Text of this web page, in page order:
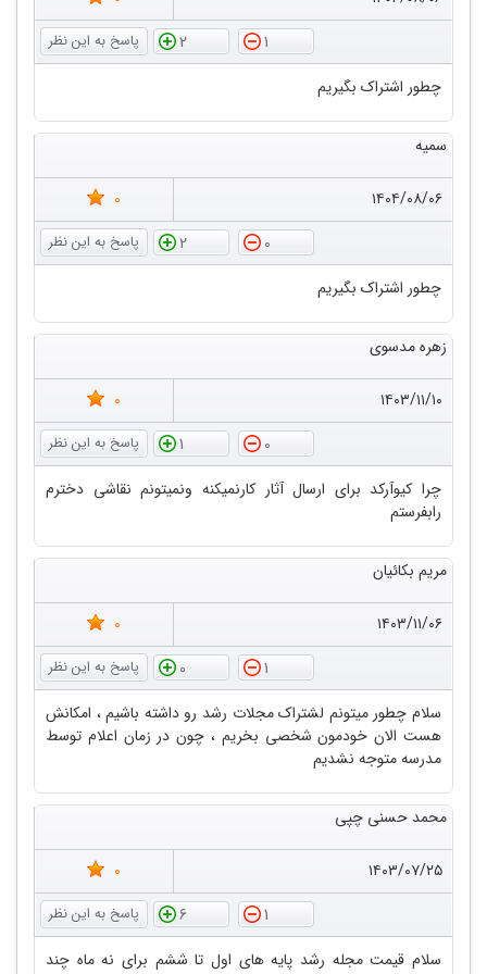
1
2
چطور اشتراک بگیریم
سمیه
۱۴۰۴/۰۸/۰۶
0
0
2
چطور اشتراک بگیریم
زهره مدسوی
۱۴۰۳/۱۱/۱۰
0
0
1
چرا کیوآرکد برای ارسال آثار کارنمیکنه ونمیتونم نقاشی دخترم
رابفرستم
مریم بکائیان
۱۴۰۳/۱۱/۰۶
0
1
0
سلام چطور میتونم لشتراک مجلات رشد رو داشته باشیم ، امکانش
هست الان خودمون شخصی بخریم ، چون در زمان اعلام توسط
مدرسه متوجه نشدیم
محمد حسنی چپی
۱۴۰۳/۰۷/۲۵
0
1
6
سلام قیمت مجله رشد پایه های اول تا ششم برای نه ماه چند